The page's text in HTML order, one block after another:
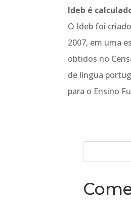
Ideb é
O Ideb foi
2007, em uma
obtidos no
de língua
para o Ensino